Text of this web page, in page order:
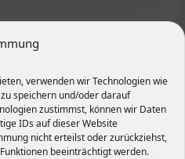
verwenden wir Technologien wie
speichern und/oder darauf
zustimmst, können wir Daten
IDs auf dieser Website
nicht erteilst oder zurückziehst,
beeinträchtigt werden.